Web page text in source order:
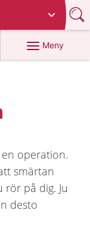
Meny
operation.
smärtan
på dig. Ju
desto